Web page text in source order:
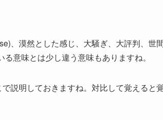
、漠然とした感じ、大騒ぎ、大評判、世
意味とは少し違う意味もありますね。
説明しておきますね。対比して覚えると